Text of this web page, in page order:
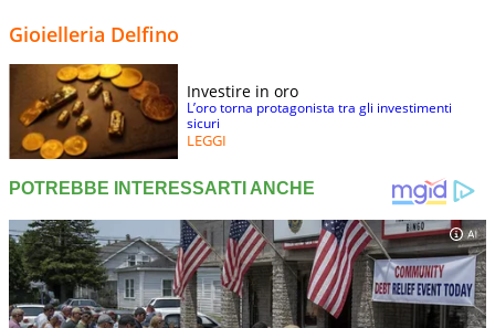
Gioielleria Delfino
Investire in oro
L’oro torna protagonista tra gli investimenti
sicuri
LEGGI